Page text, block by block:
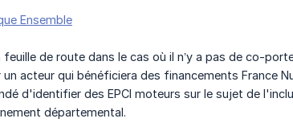
Ensemble
de route dans le cas où il n’y a pas de co-
acteur qui bénéficiera des financements France
d'identifier des EPCI moteurs sur le sujet de
départemental.